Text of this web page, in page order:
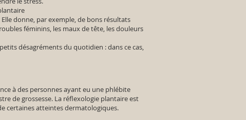
donne, par exemple, de bons résultats
féminins, les maux de tête, les douleurs
désagréments du quotidien : dans ce cas,
à des personnes ayant eu une phlébite
de grossesse. La réflexologie plantaire est
certaines atteintes dermatologiques.